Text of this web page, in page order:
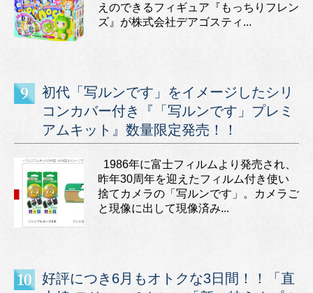
えのできるフィギュア『もっちりフレン
ズ』が株式会社デアゴスティ...
初代「写ルンです」をイメージしたシリ
コンカバー付き『「写ルンです」プレミ
アムキット』数量限定発売！！
1986年に富士フィルムより発売され、
昨年30周年を迎えたフィルム付き使い
捨てカメラの「写ルンです」。カメラご
と現像に出して現像済み...
好評につき6月もオトクな3日間！！「直